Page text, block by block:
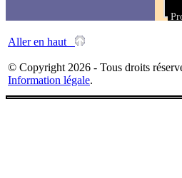
Aller en haut
© Copyright 2026 - Tous droits
Information légale.